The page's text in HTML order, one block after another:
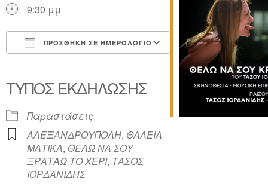
9:30 μμ
ΠΡΟΣΘΉΚΗ ΣΕ ΗΜΕΡΟΛΌΓΙΟ
Outlook Live
ΤΎΠΟΣ ΕΚΔΉΛΩΣΗΣ
Παραστάσεις
ΑΛΕΞΑΝΔΡΟΥΠΟΛΗ, ΘΑΛΕΙΑ
ΜΑΤΙΚΑ, ΘΕΛΩ ΝΑ ΣΟΥ
ΞΡΑΤΑΩ ΤΟ ΧΕΡΙ, ΤΑΣΟΣ
ΙΟΡΔΑΝΙΔΗΣ